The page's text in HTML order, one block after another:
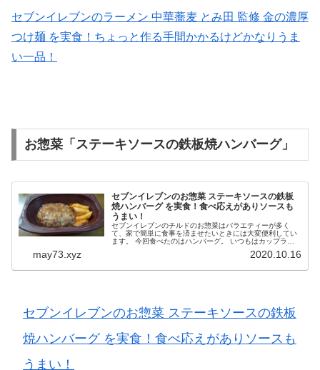
セブンイレブンのラーメン 中華蕎麦 とみ田 監修 金の濃厚
つけ麺 を実食！ちょっと作る手間かかるけどかなりうま
い一品！
お惣菜「ステーキソースの鉄板焼ハンバーグ」
セブンイレブンのお惣菜 ステーキソースの鉄板
焼ハンバーグ を実食！食べ応えがありソースも
うまい！
セブンイレブンのチルドのお惣菜はバラエティーが多く
て、家で簡単に食事を済ませたいときには大変便利してい
ます。 今回食べたのはハンバーグ。 いつもはカップラー
may73.xyz 2020.10.16
セブンイレブンのお惣菜 ステーキソースの鉄板
焼ハンバーグ を実食！食べ応えがありソースも
うまい！